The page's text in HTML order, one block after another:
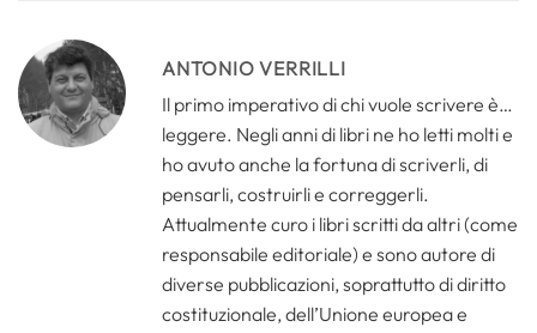
ANTONIO VERRILLI
Il primo imperativo di chi vuole scrivere è…
leggere. Negli anni di libri ne ho letti molti e
ho avuto anche la fortuna di scriverli, di
pensarli, costruirli e correggerli.
Attualmente curo i libri scritti da altri (come
responsabile editoriale) e sono autore di
diverse pubblicazioni, soprattutto di diritto
costituzionale, dell’Unione europea e